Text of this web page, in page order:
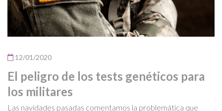
12/01/2020
El peligro de los tests genéticos para
los militares
Las navidades pasadas comentamos la problemática que